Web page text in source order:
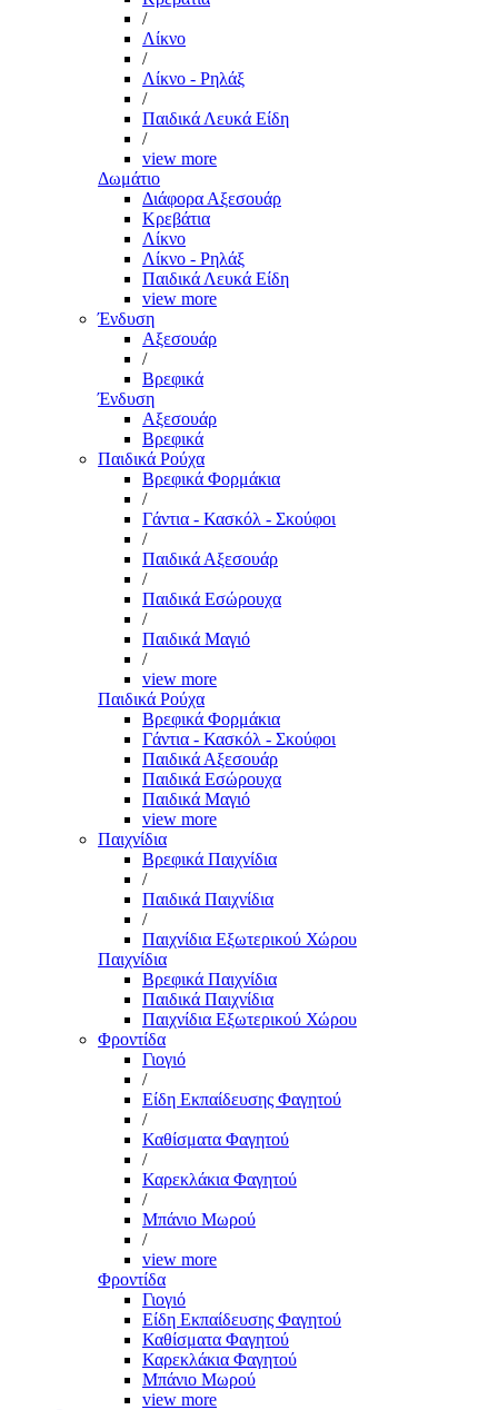
/
Λίκνο
/
Λίκνο - Ρηλάξ
/
Παιδικά Λευκά Είδη
/
view more
Δωμάτιο
Διάφορα Αξεσουάρ
Κρεβάτια
Λίκνο
Λίκνο - Ρηλάξ
Παιδικά Λευκά Είδη
view more
Ένδυση
Αξεσουάρ
/
Βρεφικά
Ένδυση
Αξεσουάρ
Βρεφικά
Παιδικά Ρούχα
Βρεφικά Φορμάκια
/
Γάντια - Κασκόλ - Σκούφοι
/
Παιδικά Αξεσουάρ
/
Παιδικά Εσώρουχα
/
Παιδικά Μαγιό
/
view more
Παιδικά Ρούχα
Βρεφικά Φορμάκια
Γάντια - Κασκόλ - Σκούφοι
Παιδικά Αξεσουάρ
Παιδικά Εσώρουχα
Παιδικά Μαγιό
view more
Παιχνίδια
Βρεφικά Παιχνίδια
/
Παιδικά Παιχνίδια
/
Παιχνίδια Εξωτερικού Χώρου
Παιχνίδια
Βρεφικά Παιχνίδια
Παιδικά Παιχνίδια
Παιχνίδια Εξωτερικού Χώρου
Φροντίδα
Γιογιό
/
Είδη Εκπαίδευσης Φαγητού
/
Καθίσματα Φαγητού
/
Καρεκλάκια Φαγητού
/
Μπάνιο Μωρού
/
view more
Φροντίδα
Γιογιό
Είδη Εκπαίδευσης Φαγητού
Καθίσματα Φαγητού
Καρεκλάκια Φαγητού
Μπάνιο Μωρού
view more